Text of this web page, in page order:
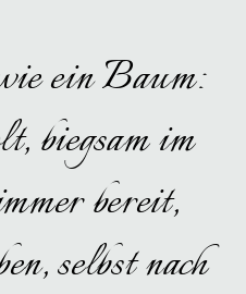
ein Baum:
biegsam im
bereit,
selbst nach